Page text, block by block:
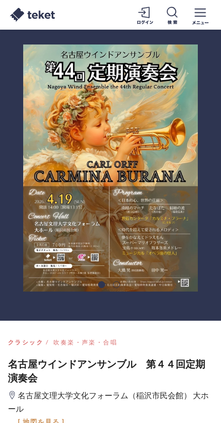
クラシック 吹奏楽・声楽・合唱
名古屋ウインドアンサンブル 第４４回定期
演奏会
名古屋文理大学文化フォーラム（稲沢市民会館） 大ホ
ール